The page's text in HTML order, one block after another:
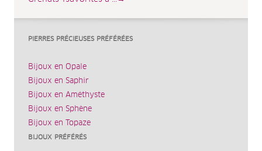
PIERRES PRÉCIEUSES PRÉFÉRÉES
Bijoux en Opale
Bijoux en Saphir
Bijoux en Améthyste
Bijoux en Sphène
Bijoux en Topaze
BIJOUX PRÉFÉRÉS